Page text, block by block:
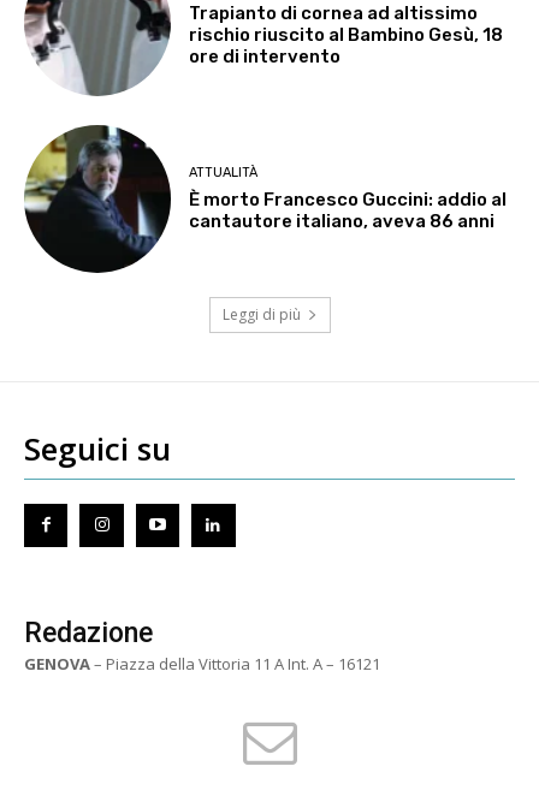
Trapianto di cornea ad altissimo
rischio riuscito al Bambino Gesù, 18
ore di intervento
ATTUALITÀ
È morto Francesco Guccini: addio al
cantautore italiano, aveva 86 anni
Leggi di più
Seguici su
Redazione
GENOVA– Piazza della Vittoria 11 A Int. A – 16121